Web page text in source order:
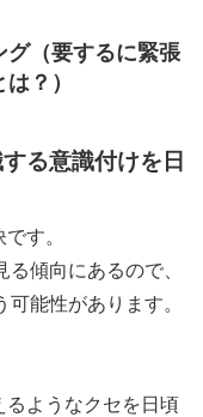
グ（要するに緊張
？）
る意識付けを日
す。
傾向にあるので、
能性があります。
るようなクセを日頃